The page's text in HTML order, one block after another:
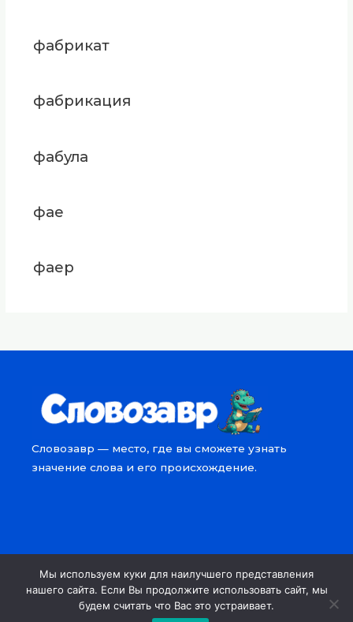
фабрикат
фабрикация
фабула
фае
фаер
Словозавр — место, где вы сможете узнать
значение слова и его происхождение.
Copyright © 2026 Словозавр
Powered by Словозавр
Мы используем куки для наилучшего представления
нашего сайта. Если Вы продолжите использовать сайт, мы
будем считать что Вас это устраивает.